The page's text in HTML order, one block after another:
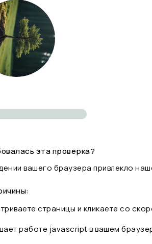
эта проверка?
вашего браузера привлекло
страницы и кликаете со
работе javascript в вашем